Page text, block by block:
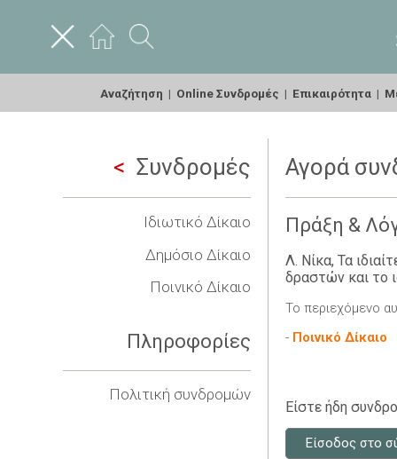
Αναζήτηση | Online Συνδρομές | Επικαιρότητα |
Συνδρομές
Ιδιωτικό Δίκαιο
Δημόσιο Δίκαιο
Ποινικό Δίκαιο
Πληροφορίες
Πολιτική συνδρομών
Αγορά
Πράξη &
Λ. Νίκα, Τα
δραστών και το
Το περιεχόμενο
- Ποινικό Δίκαιο
Είστε ήδη
Είσοδος στο